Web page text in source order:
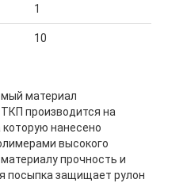
1
10
материал
производится на
которую нанесено
высокого
прочность и
посыпка защищает рулон